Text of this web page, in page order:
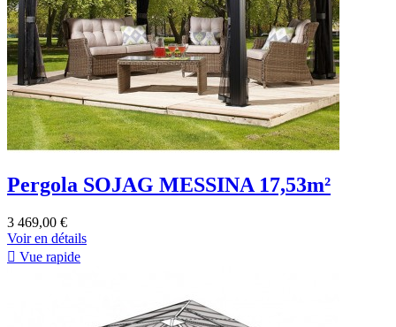
Pergola SOJAG MESSINA 17,53m²
3 469,00 €
Voir en détails
 Vue rapide